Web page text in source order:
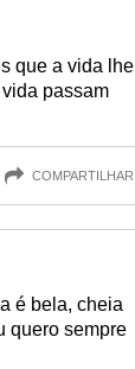
que a vida lhe
passam
COMPARTILHAR
é bela, cheia
quero sempre